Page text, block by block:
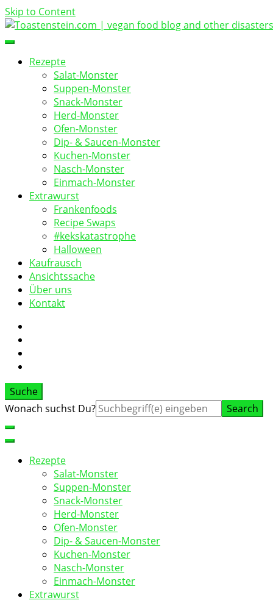
Skip to Content
Toastenstein.com
vegan food blog
Rezepte
Salat-Monster
Suppen-Monster
Snack-Monster
Herd-Monster
Ofen-Monster
Dip- & Saucen-Monster
Kuchen-Monster
Nasch-Monster
Einmach-Monster
Extrawurst
Frankenfoods
Recipe Swaps
#kekskatastrophe
Halloween
Kaufrausch
Ansichtssache
Über uns
Kontakt
Suche
Suche
Wonach suchst Du?
Rezepte
Salat-Monster
Suppen-Monster
Snack-Monster
Herd-Monster
Ofen-Monster
Dip- & Saucen-Monster
Kuchen-Monster
Nasch-Monster
Einmach-Monster
Extrawurst